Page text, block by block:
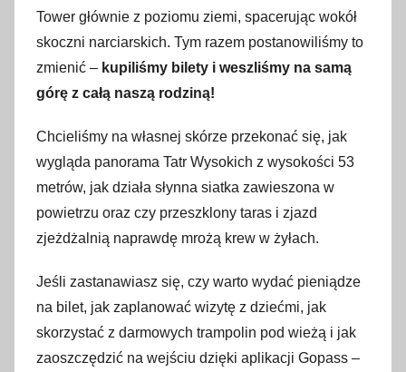
o
w
o
7
e
r
p
i
a
2
0
Tower głównie z poziomu ziemi, spacerując wokół
skoczni narciarskich. Tym razem postanowiliśmy to
zmienić – kupiliśmy bilety i weszliśmy na samą
górę z całą naszą rodziną!
Chcieliśmy na własnej skórze przekonać się, jak
wygląda panorama Tatr Wysokich z wysokości 53
metrów, jak działa słynna siatka zawieszona w
powietrzu oraz czy przeszklony taras i zjazd
zjeżdżalnią naprawdę mrożą krew w żyłach.
Jeśli zastanawiasz się, czy warto wydać pieniądze
na bilet, jak zaplanować wizytę z dziećmi, jak
skorzystać z darmowych trampolin pod wieżą i jak
zaoszczędzić na wejściu dzięki aplikacji Gopass –